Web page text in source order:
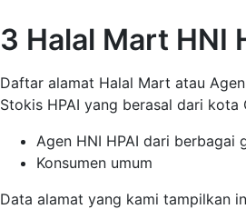
3 Halal Mart HNI
Daftar alamat Halal Mart atau
Stokis HPAI yang berasal dari
Agen HNI HPAI dari berbagai
Konsumen umum
Data alamat yang kami tampilkan